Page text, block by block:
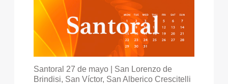
Santoral 27 de mayo | San Lorenzo de
Brindisi, San Víctor, San Alberico Crescitelli